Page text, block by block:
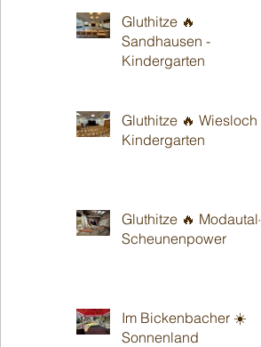
Gluthitze 🔥
Sandhausen -
Kindergarten
Gluthitze 🔥 Wiesloch -
Kindergarten
Gluthitze 🔥 Modautal-
Scheunenpower
Im Bickenbacher ☀️
Sonnenland